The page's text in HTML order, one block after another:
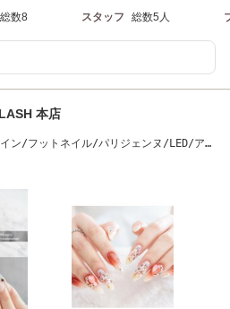
総数8 スタッフ 総数5人
本店
ン/フットネイル/パリジェンヌ/LED/アン